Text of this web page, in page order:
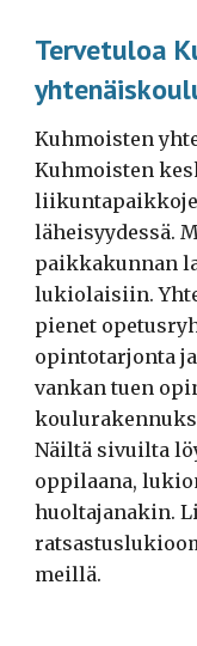
Tervetuloa
Kuhmoisten
Kuhmoisten
läheisyydessä.
paikkakunnan
lukiolaisiin.
pienet
opintotarjonta
vankan tuen
Näiltä sivuilta
oppilaana,
huoltajanakin.
meillä.